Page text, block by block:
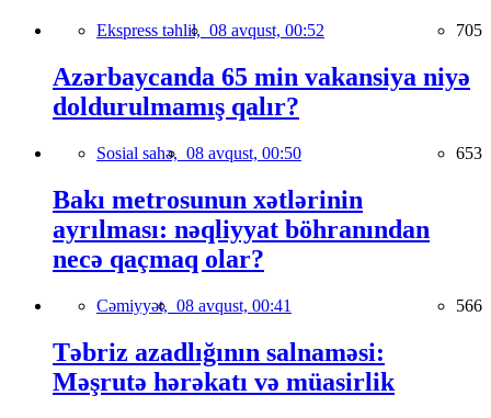
Ekspress təhlil, 08 avqust, 00:52 705
Azərbaycanda 65 min vakansiya niyə
doldurulmamış qalır?
Sosial sahə, 08 avqust, 00:50 653
Bakı metrosunun xətlərinin
ayrılması: nəqliyyat böhranından
necə qaçmaq olar?
Cəmiyyət, 08 avqust, 00:41 566
Təbriz azadlığının salnaməsi:
Məşrutə hərəkatı və müasirlik